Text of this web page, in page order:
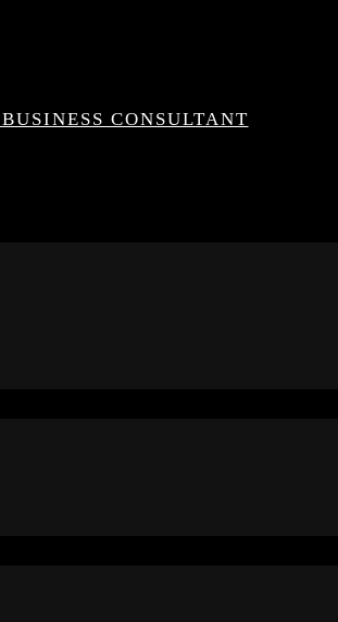
CONSULTANT